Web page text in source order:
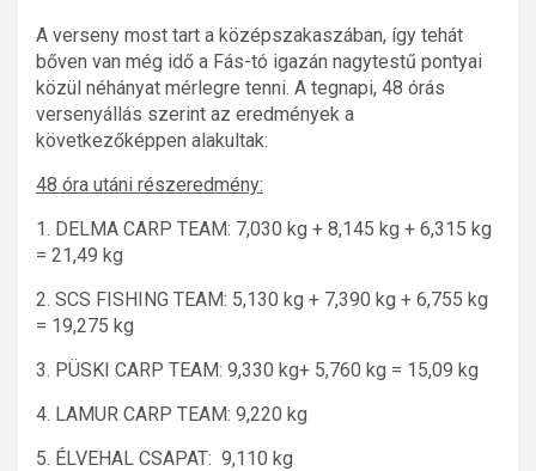
A verseny most tart a középszakaszában, így tehát
bőven van még idő a Fás-tó igazán nagytestű pontyai
közül néhányat mérlegre tenni. A tegnapi, 48 órás
versenyállás szerint az eredmények a
következőképpen alakultak:
48 óra utáni részeredmény:
1. DELMA CARP TEAM: 7,030 kg + 8,145 kg + 6,315 kg
= 21,49 kg
2. SCS FISHING TEAM: 5,130 kg + 7,390 kg + 6,755 kg
= 19,275 kg
3. PÜSKI CARP TEAM: 9,330 kg+ 5,760 kg = 15,09 kg
4. LAMUR CARP TEAM: 9,220 kg
5. ÉLVEHAL CSAPAT: 9,110 kg